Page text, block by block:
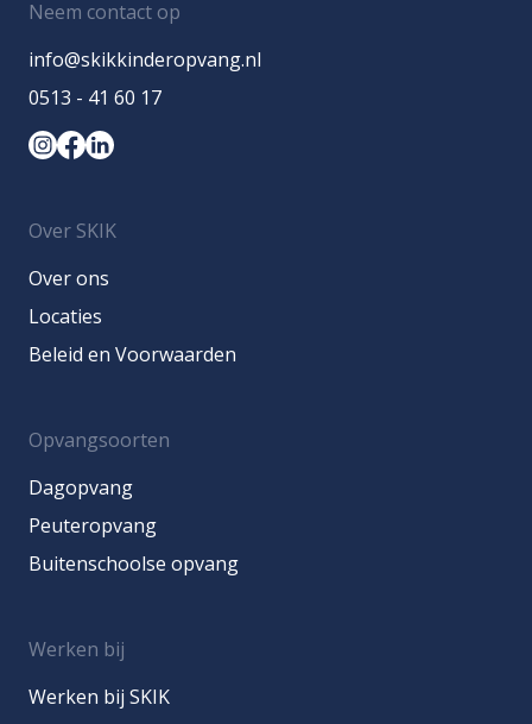
Neem contact op
info@skikkinderopvang.nl
0513 - 41 60 17
Over SKIK
Over ons
Locaties
Beleid en Voorwaarden
Opvangsoorten
Dagopvang
Peuteropvang
Buitenschoolse opvang
Werken bij
Werken bij SKIK